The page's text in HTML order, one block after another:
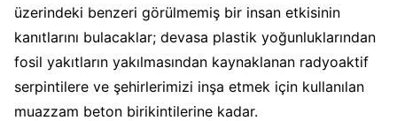
üzerindeki benzeri görülmemiş bir insan etkisinin
kanıtlarını bulacaklar; devasa plastik yoğunluklarından
fosil yakıtların yakılmasından kaynaklanan radyoaktif
serpintilere ve şehirlerimizi inşa etmek için kullanılan
muazzam beton birikintilerine kadar.